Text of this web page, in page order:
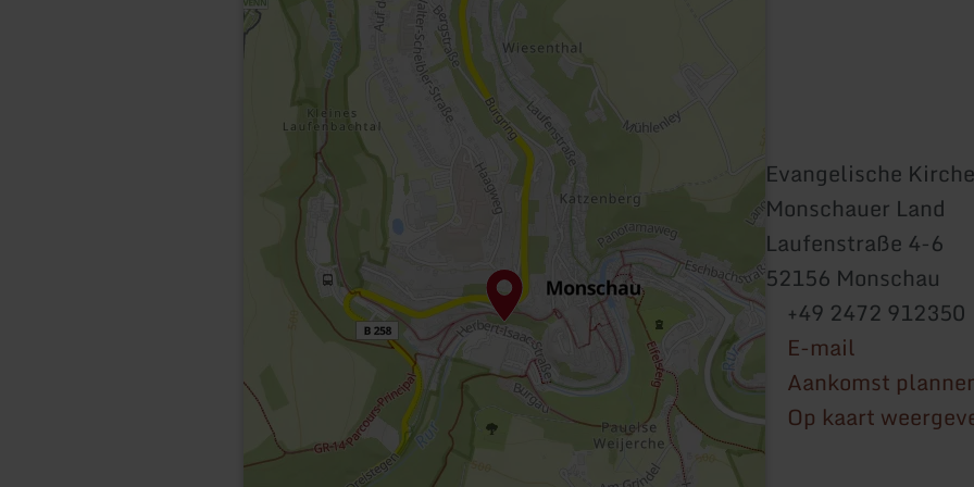
Evangelische
Monschauer Land
Laufenstraße 4-6
52156 Monschau
+49 2472 912350
E-mail
Aankomst
Op kaart